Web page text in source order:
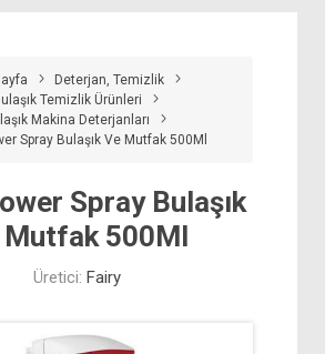
Deterjan, Temizlik
Temizlik Ürünleri
Makina Deterjanları
Spray Bulaşık Ve Mutfak 500Ml
Spray Bulaşık
Mutfak 500Ml
Üretici: Fairy